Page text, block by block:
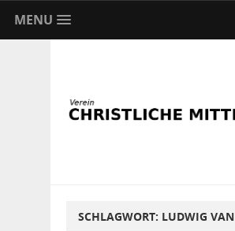
MENU
SCHLAGWORT: LUDWIG VAN